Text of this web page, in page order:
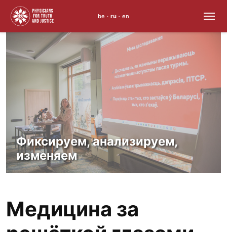
to
content
be • ru • en
Фиксируем, анализируем,
изменяем
Медицина за